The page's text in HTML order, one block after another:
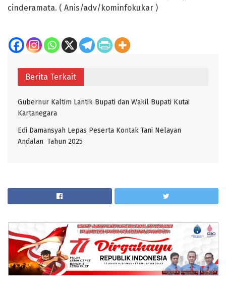
cinderamata. ( Anis/adv/kominfokukar )
Berita Terkait
Gubernur Kaltim Lantik Bupati dan Wakil Bupati Kutai
Kartanegara
Edi Damansyah Lepas Peserta Kontak Tani Nelayan
Andalan Tahun 2025